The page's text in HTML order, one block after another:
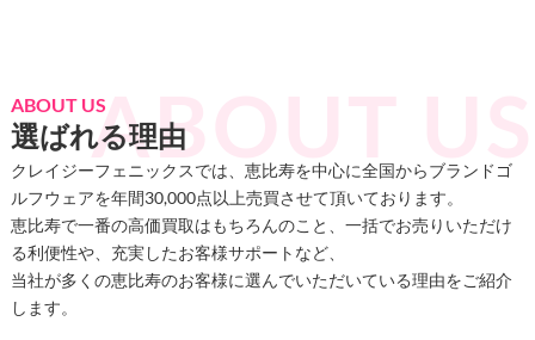
ABOUT US
選ばれる理由
クレイジーフェニックスでは、恵比寿を中心に全国からブランドゴ
ルフウェアを年間30,000点以上売買させて頂いております。
恵比寿で一番の高価買取はもちろんのこと、一括でお売りいただけ
る利便性や、充実したお客様サポートなど、
当社が多くの恵比寿のお客様に選んでいただいている理由をご紹介
します。